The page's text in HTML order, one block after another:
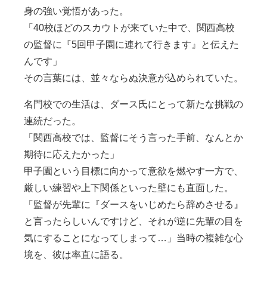
身の強い覚悟があった。
「40校ほどのスカウトが来ていた中で、関西高校
の監督に『5回甲子園に連れて行きます』と伝えた
んです」
その言葉には、並々ならぬ決意が込められていた。
名門校での生活は、ダース氏にとって新たな挑戦の
連続だった。
「関西高校では、監督にそう言った手前、なんとか
期待に応えたかった」
甲子園という目標に向かって意欲を燃やす一方で、
厳しい練習や上下関係といった壁にも直面した。
「監督が先輩に『ダースをいじめたら辞めさせる』
と言ったらしいんですけど、それが逆に先輩の目を
気にすることになってしまって…」当時の複雑な心
境を、彼は率直に語る。